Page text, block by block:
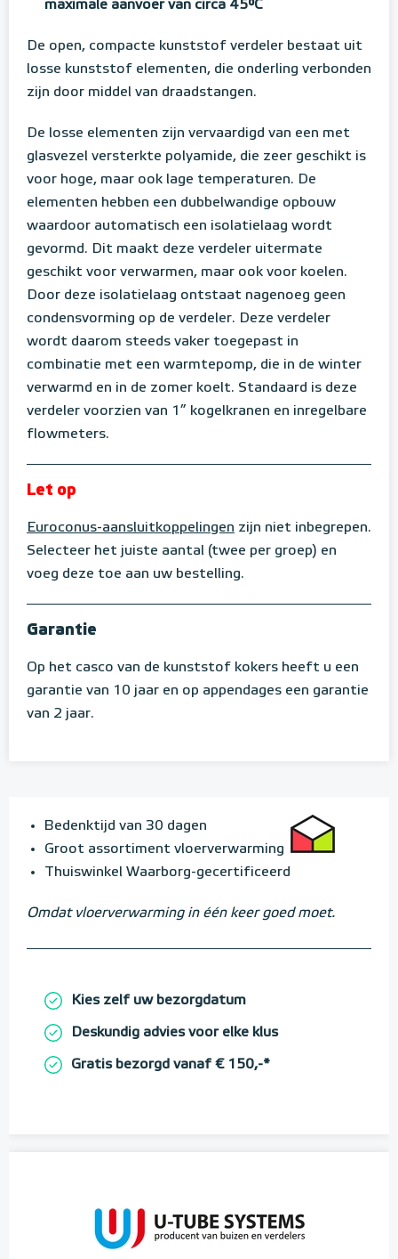
maximale aanvoer van circa 45°C
De open, compacte kunststof verdeler bestaat uit
losse kunststof elementen, die onderling verbonden
zijn door middel van draadstangen.
De losse elementen zijn vervaardigd van een met
glasvezel versterkte polyamide, die zeer geschikt is
voor hoge, maar ook lage temperaturen. De
elementen hebben een dubbelwandige opbouw
waardoor automatisch een isolatielaag wordt
gevormd. Dit maakt deze verdeler uitermate
geschikt voor verwarmen, maar ook voor koelen.
Door deze isolatielaag ontstaat nagenoeg geen
condensvorming op de verdeler. Deze verdeler
wordt daarom steeds vaker toegepast in
combinatie met een warmtepomp, die in de winter
verwarmd en in de zomer koelt. Standaard is deze
verdeler voorzien van 1” kogelkranen en inregelbare
flowmeters.
Let op
Euroconus-aansluitkoppelingen zijn niet inbegrepen.
Selecteer het juiste aantal (twee per groep) en
voeg deze toe aan uw bestelling.
Garantie
Op het casco van de kunststof kokers heeft u een
garantie van 10 jaar en op appendages een garantie
van 2 jaar.
Bedenktijd van 30 dagen
Groot assortiment vloerverwarming
Thuiswinkel Waarborg-gecertificeerd
Omdat vloerverwarming in één keer goed moet.
Kies zelf uw bezorgdatum
Deskundig advies voor elke klus
Gratis bezorgd vanaf € 150,-*